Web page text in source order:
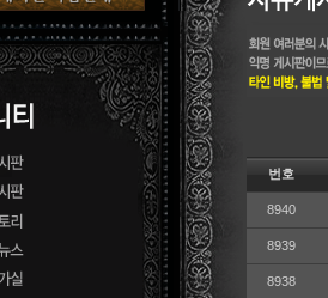
번호
8940
8939
8938